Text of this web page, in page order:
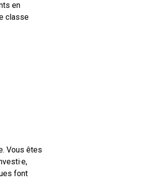
en
classe
Vous êtes
font